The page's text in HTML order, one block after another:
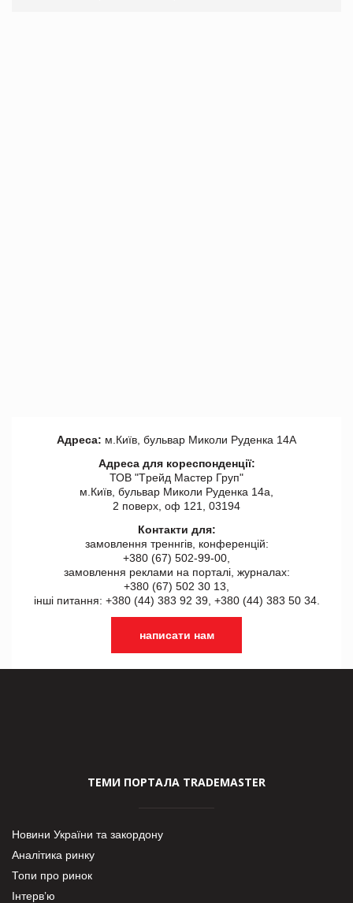
Адреса: м.Київ, бульвар Миколи Руденка 14А
Адреса для кореспонденції:
ТОВ "Tрейд Мастер Груп"
м.Київ, бульвар Миколи Руденка 14а,
2 поверх, оф 121, 03194
Контакти для:
замовлення треннгів, конференцій:
+380 (67) 502-99-00,
замовлення реклами на порталі, журналах:
+380 (67) 502 30 13,
інші питання: +380 (44) 383 92 39, +380 (44) 383 50 34.
написати нам
ТЕМИ ПОРТАЛА TRADEMASTER
Новини України та закордону
Аналітика ринку
Топи про ринок
Інтерв’ю